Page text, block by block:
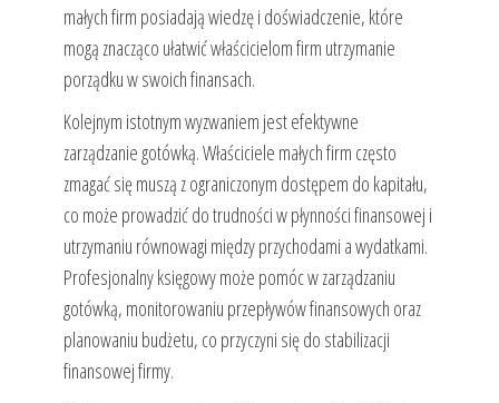
małych firm posiadają wiedzę i doświadczenie, które
mogą znacząco ułatwić właścicielom firm utrzymanie
porządku w swoich finansach.
Kolejnym istotnym wyzwaniem jest efektywne
zarządzanie gotówką. Właściciele małych firm często
zmagać się muszą z ograniczonym dostępem do kapitału,
co może prowadzić do trudności w płynności finansowej i
utrzymaniu równowagi między przychodami a wydatkami.
Profesjonalny księgowy może pomóc w zarządzaniu
gotówką, monitorowaniu przepływów finansowych oraz
planowaniu budżetu, co przyczyni się do stabilizacji
finansowej firmy.